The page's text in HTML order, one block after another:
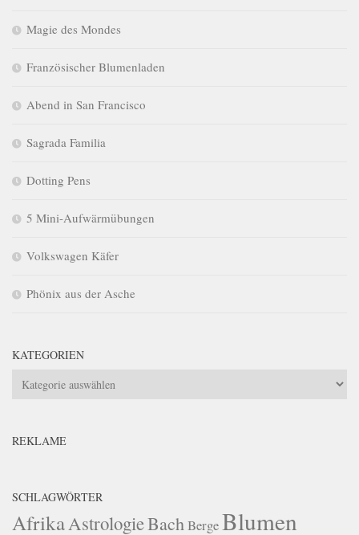
Magie des Mondes
Französischer Blumenladen
Abend in San Francisco
Sagrada Familia
Dotting Pens
5 Mini-Aufwärmübungen
Volkswagen Käfer
Phönix aus der Asche
KATEGORIEN
Kategorien
REKLAME
SCHLAGWÖRTER
Afrika AstrologieBach BergeBlumen